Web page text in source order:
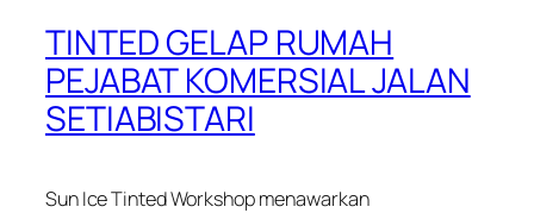
TINTED GELAP RUMAH
PEJABAT KOMERSIAL JALAN
SETIABISTARI
Sun Ice Tinted Workshop menawarkan